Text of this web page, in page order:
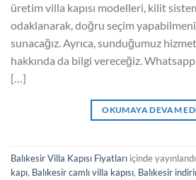
üretim villa kapısı modelleri, kilit
odaklanarak, doğru seçim
sunacağız. Ayrıca, sunduğumuz
hakkında da bilgi vereceğiz.
[…]
OKUMAYA DEVAM
Balıkesir Villa Kapısı Fiyatları içinde yayınlandı
kapı, Balıkesir camlı villa kapısı, Balıkesir